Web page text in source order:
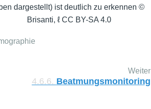
dargestellt) ist deutlich zu erkennen ©
Brisanti, ℓ CC BY-SA 4.0
Weiter
4.6.6. Beatmungsmonitoring